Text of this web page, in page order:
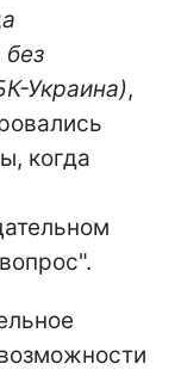
Украина),
когда